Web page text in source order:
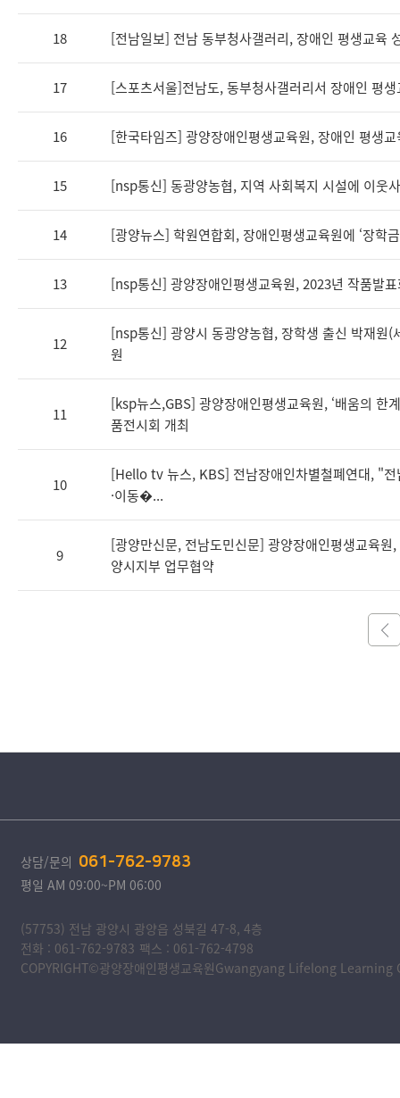
18 [전남일보] 전남 동부청사갤러리, 장애인 평생교육
17 [스포츠서울]전남도, 동부청사갤러리서 장애인 평
16 [한국타임즈] 광양장애인평생교육원, 장애인 평생
15 [nsp통신] 동광양농협, 지역 사회복지 시설에 이웃
14 [광양뉴스] 학원연합회, 장애인평생교육원에 ‘장학
13 [nsp통신] 광양장애인평생교육원, 2023년 작품발
12
[nsp통신] 광양시 동광양농협, 장학생 출신 박재원(
원
11
[ksp뉴스,GBS] 광양장애인평생교육원, ‘배움의 한
품전시회 개최
10
[Hello tv 뉴스, KBS] 전남장애인차별철폐연대, "전
·이동�...
9
[광양만신문, 전남도민신문] 광양장애인평생교육원
양시지부 업무협약
(57753) 전남 광양시 광양읍 성북길 47-8, 4층
전화 : 061-762-9783 팩스 : 061-762-4798
COPYRIGHT©광양장애인평생교육원Gwangyang Lifelong
상담/문의 061-762-9783
평일 AM 09:00~PM 06:00